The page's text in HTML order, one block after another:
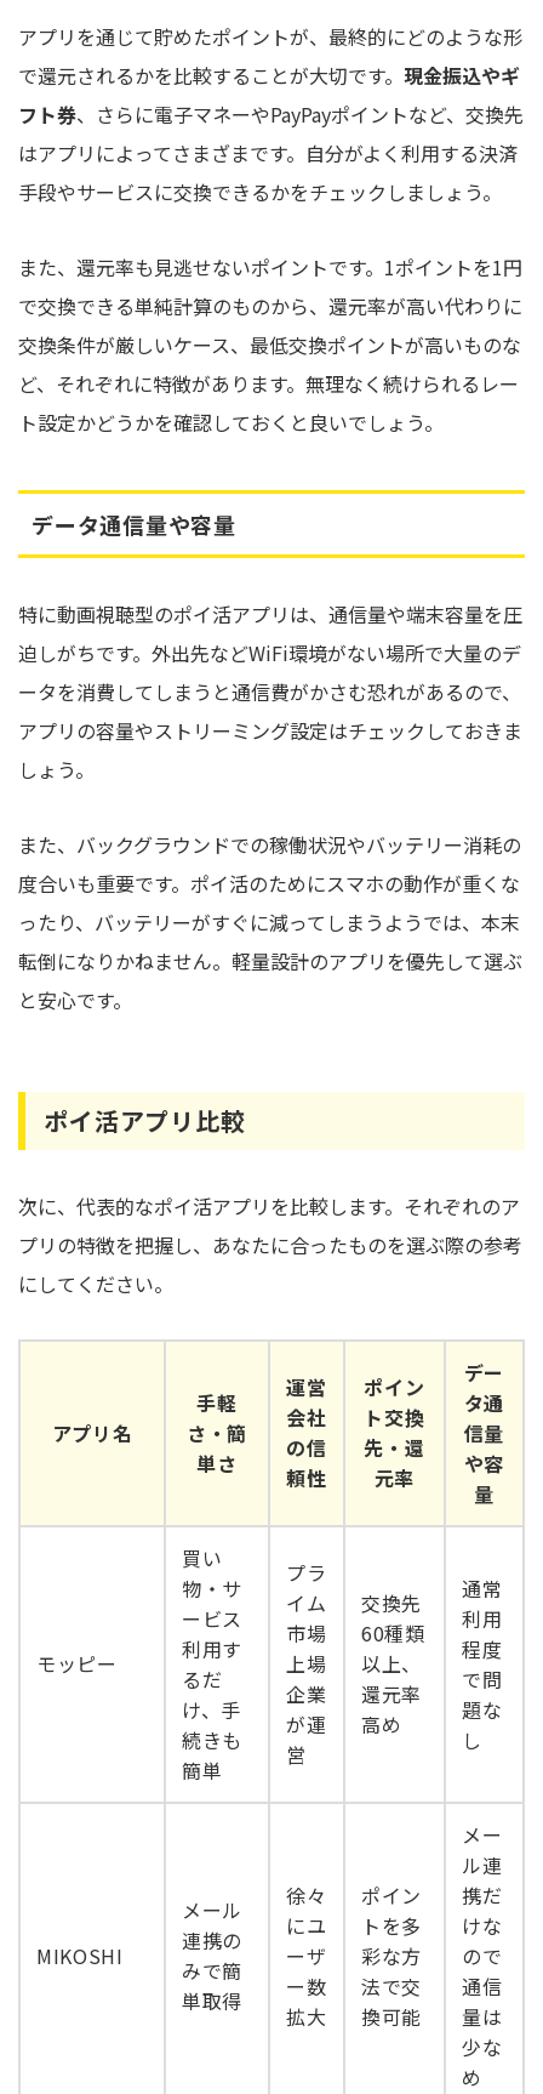
アプリを通じて貯めたポイントが、最終的にどのような形
で還元されるかを比較することが大切です。 現金振込やギ
フト券、さらに電子マネーやPayPayポイントなど、交換先
はアプリによってさまざまです。自分がよく利用する決済
手段やサービスに交換できるかをチェックしましょう。
また、還元率も見逃せないポイントです。1ポイントを1円
で交換できる単純計算のものから、還元率が高い代わりに
交換条件が厳しいケース、最低交換ポイントが高いものな
ど、それぞれに特徴があります。無理なく続けられるレー
ト設定かどうかを確認しておくと良いでしょう。
データ通信量や容量
特に動画視聴型のポイ活アプリは、通信量や端末容量を圧
迫しがちです。外出先などWiFi環境がない場所で大量のデ
ータを消費してしまうと通信費がかさむ恐れがあるので、
アプリの容量やストリーミング設定はチェックしておきま
しょう。
また、バックグラウンドでの稼働状況やバッテリー消耗の
度合いも重要です。ポイ活のためにスマホの動作が重くな
ったり、バッテリーがすぐに減ってしまうようでは、本末
転倒になりかねません。軽量設計のアプリを優先して選ぶ
と安心です。
ポイ活アプリ比較
次に、代表的なポイ活アプリを比較します。それぞれのア
プリの特徴を把握し、あなたに合ったものを選ぶ際の参考
にしてください。
アプリ名
手軽
さ・簡
単さ
運営
会社
の信
頼性
ポイン
ト交換
先・還
元率
デー
タ通
信量
や容
量
モッピー
買い
物・サ
ービス
利用す
るだ
け、手
続きも
簡単
プラ
イム
市場
上場
企業
が運
営
交換先
60種類
以上、
還元率
高め
通常
利用
程度
で問
題な
し
MIKOSHI
メール
連携の
みで簡
単取得
徐々
にユ
ーザ
ー数
拡大
ポイン
トを多
彩な方
法で交
換可能
メー
ル連
携だ
けな
ので
通信
量は
少な
め